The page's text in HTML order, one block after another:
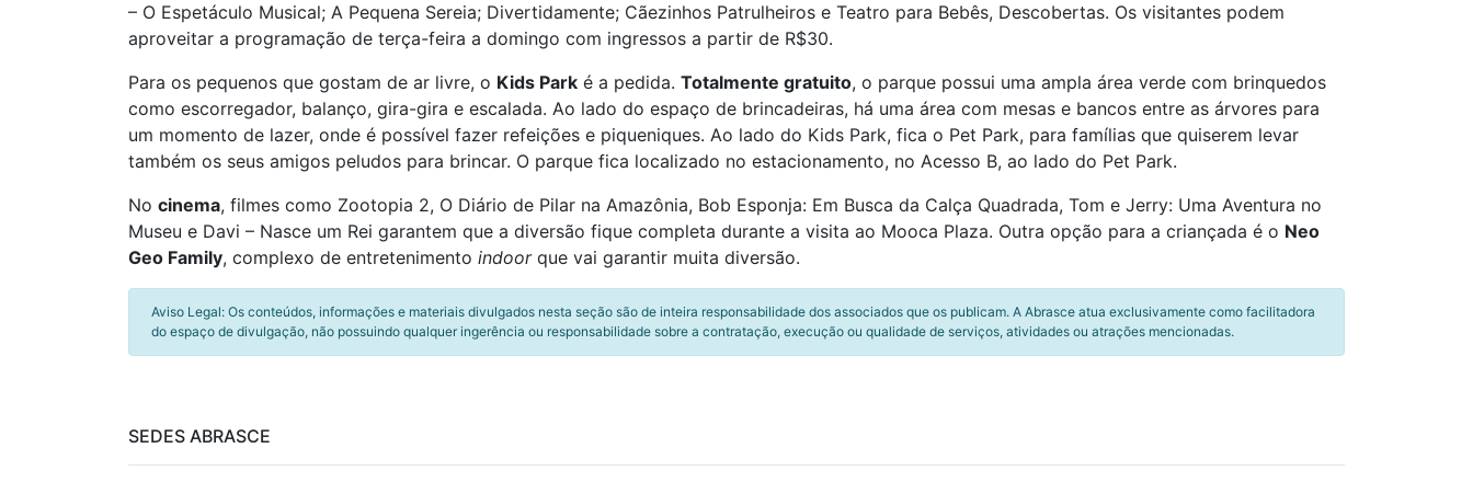
– O Espetáculo Musical; A Pequena Sereia; Divertidamente; Cãezinhos Patrulheiros e Teatro para Bebês, Descobertas. Os visitantes podem
aproveitar a programação de terça-feira a domingo com ingressos a partir de R$30.
Para os pequenos que gostam de ar livre, o Kids Park é a pedida. Totalmente gratuito, o parque possui uma ampla área verde com brinquedos
como escorregador, balanço, gira-gira e escalada. Ao lado do espaço de brincadeiras, há uma área com mesas e bancos entre as árvores para
um momento de lazer, onde é possível fazer refeições e piqueniques. Ao lado do Kids Park, fica o Pet Park, para famílias que quiserem levar
também os seus amigos peludos para brincar. O parque fica localizado no estacionamento, no Acesso B, ao lado do Pet Park.
No cinema, filmes como Zootopia 2, O Diário de Pilar na Amazônia, Bob Esponja: Em Busca da Calça Quadrada, Tom e Jerry: Uma Aventura no
Museu e Davi – Nasce um Rei garantem que a diversão fique completa durante a visita ao Mooca Plaza. Outra opção para a criançada é o Neo
Geo Family, complexo de entretenimento indoorque vai garantir muita diversão.
Aviso Legal: Os conteúdos, informações e materiais divulgados nesta seção são de inteira responsabilidade dos associados que os publicam. A Abrasce atua exclusivamente como facilitadora
do espaço de divulgação, não possuindo qualquer ingerência ou responsabilidade sobre a contratação, execução ou qualidade de serviços, atividades ou atrações mencionadas.
SEDES ABRASCE